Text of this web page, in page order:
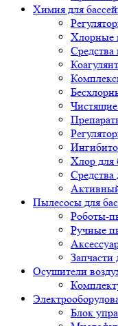
Химия для
Хлорные
Средства
Чистящие
Хлор для
Средства
Пылесосы для
Роботы-
Ручные
Запчасти
Осушители
Блок